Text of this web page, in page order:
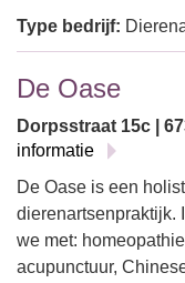
Type bedrijf:
De Oase
Dorpsstraat 15c |
informatie
De Oase is een
dierenartsenpraktijk.
we met:
acupunctuur,